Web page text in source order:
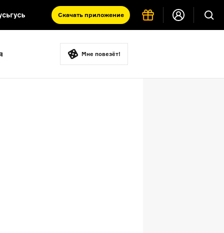
Скачать приложение
такое античность
Мне повезёт!